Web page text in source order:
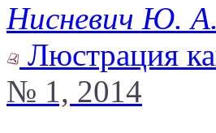
Нисневич Ю. А.
Люстрация
№ 1, 2014